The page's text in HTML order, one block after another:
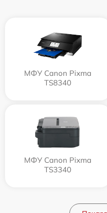
МФУ Canon Pixma
TS8340
МФУ Canon Pixma
TS3340